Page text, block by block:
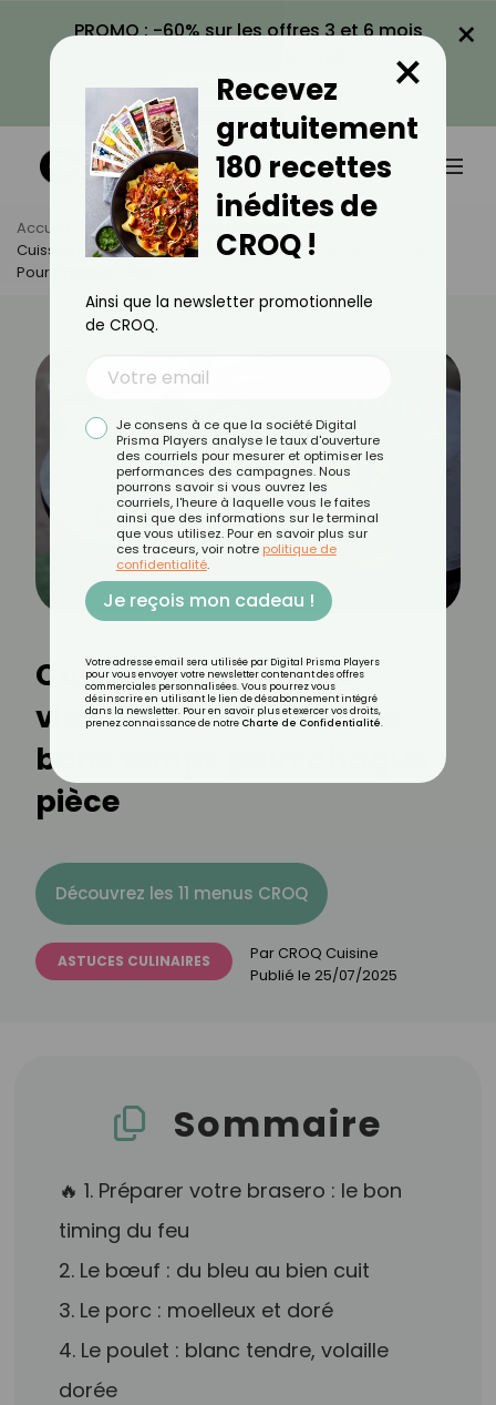
PROMO : -60% sur les offres 3 et 6 mois
VOIR LA PROMO
×
Accueil Actus
Astuces Culinaires
Cuisson Parfaite Des Viandes Au Brasero : Les Bons Temps
Pour Chaque Pièce
Cuisson parfaite des
viandes au brasero : les
bons temps pour chaque
pièce
Découvrez les 11 menus CROQ
ASTUCES CULINAIRES Par CROQ Cuisine
Publié le 25/07/2025
Sommaire
🔥 1. Préparer votre brasero : le bon
timing du feu
2. Le bœuf : du bleu au bien cuit
3. Le porc : moelleux et doré
4. Le poulet : blanc tendre, volaille
dorée
Recevez
gratuitement
180 recettes
inédites de
CROQ !
×
Ainsi que la newsletter promotionnelle
de CROQ.
Je consens à ce que la société Digital
Prisma Players analyse le taux d'ouverture
des courriels pour mesurer et optimiser les
performances des campagnes. Nous
pourrons savoir si vous ouvrez les
courriels, l'heure à laquelle vous le faites
ainsi que des informations sur le terminal
que vous utilisez. Pour en savoir plus sur
ces traceurs, voir notre politique de
confidentialité.
Je reçois mon cadeau !
Votre adresse email sera utilisée par Digital Prisma Players
pour vous envoyer votre newsletter contenant des offres
commerciales personnalisées. Vous pourrez vous
désinscrire en utilisant le lien de désabonnement intégré
dans la newsletter. Pour en savoir plus et exercer vos droits,
prenez connaissance de notre Charte de Confidentialité.